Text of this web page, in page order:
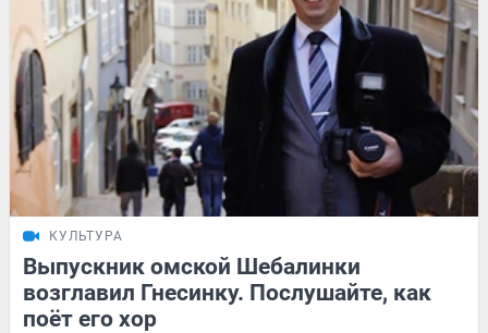
КУЛЬТУРА
Выпускник омской Шебалинки
возглавил Гнесинку. Послушайте, как
поёт его хор